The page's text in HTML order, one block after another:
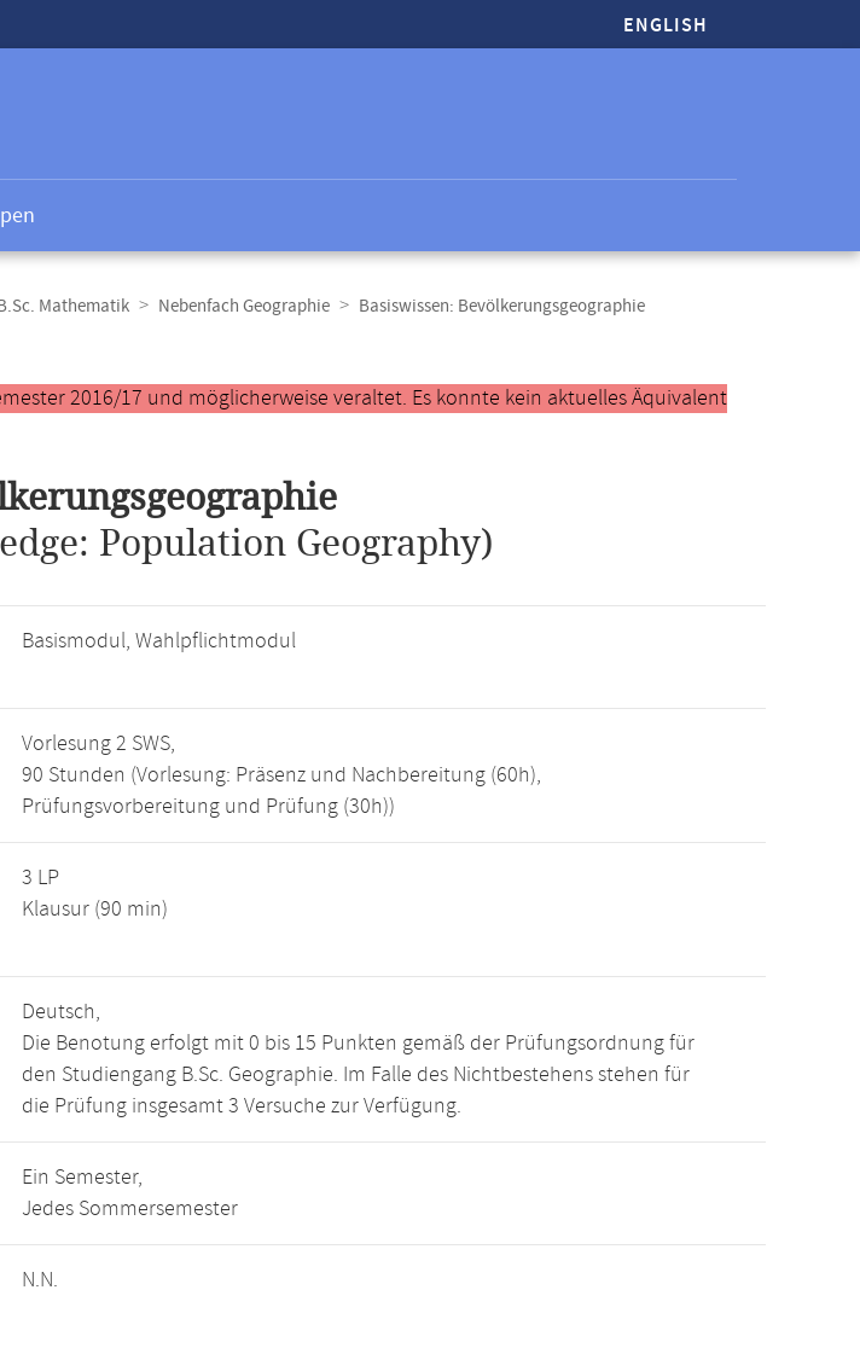
ENGLISH
Mathematik Nebenfach Geographie Basiswissen: Bevölkerungsgeographie
2016/17 und möglicherweise veraltet. Es konnte kein aktuelles Äquivalent
Population Geography)
Basismodul, Wahlpflichtmodul
Vorlesung 2 SWS,
90 Stunden (Vorlesung: Präsenz und Nachbereitung (60h),
Prüfungsvorbereitung und Prüfung (30h))
3 LP
Klausur (90 min)
Deutsch,
Die Benotung erfolgt mit 0 bis 15 Punkten gemäß der Prüfungsordnung für
den Studiengang B.Sc. Geographie. Im Falle des Nichtbestehens stehen für
die Prüfung insgesamt 3 Versuche zur Verfügung.
Ein Semester,
Jedes Sommersemester
N.N.